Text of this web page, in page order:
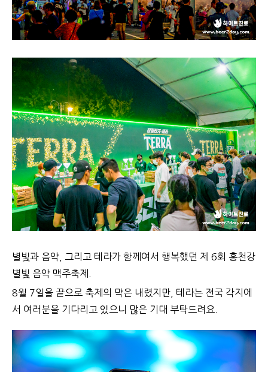
별빛과 음악, 그리고 테라가 함께여서 행복했던 제 6회 홍천강
별빛 음악 맥주축제.
8월 7일을 끝으로 축제의 막은 내렸지만, 테라는 전국 각지에
서 여러분을 기다리고 있으니 많은 기대 부탁드려요.